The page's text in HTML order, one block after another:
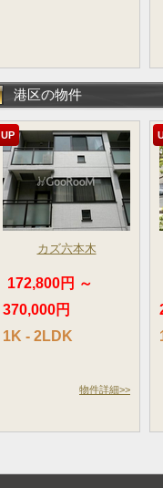
港区の物件
UP
カズ六本木
172,800円 ～
370,000円
1K - 2LDK
物件詳細>>